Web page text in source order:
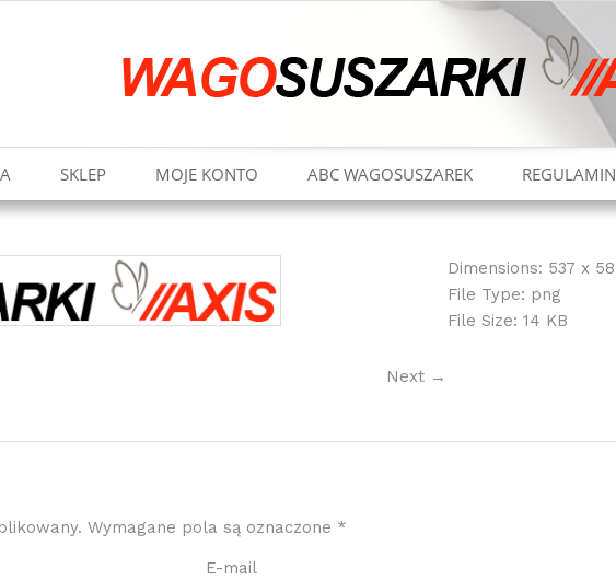
SKLEP MOJE KONTO ABC WAGOSUSZAREK REGULAMIN
Dimensions: 537 x 58
File Type: png
File Size: 14 KB
Next →
Wymagane pola są oznaczone *
E-mail